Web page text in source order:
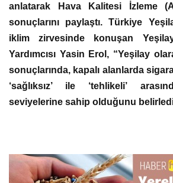
anlatarak Hava Kalitesi İzleme
sonuçlarını paylaştı. Türkiye
iklim zirvesinde konuşan
Yardımcısı Yasin Erol, “Yeşilay
sonuçlarında, kapalı alanlarda
‘sağlıksız’ ile ‘tehlikeli’
seviyelerine sahip olduğunu